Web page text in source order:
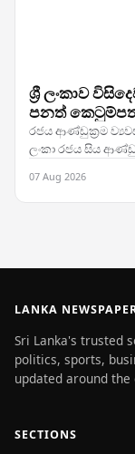
ශ්‍රී ලංකාව
පනත්
රජය ආණ්ඩුක්‍රම
ලංකා රජය සිය
07 Aug 2026
LANKA
Sri Lanka's trusted
politics, sports,
updated around the
SECTIONS